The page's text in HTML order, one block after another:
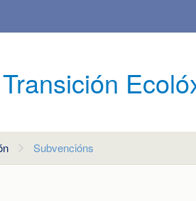
Subvencións